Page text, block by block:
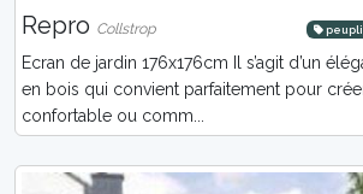
Repro Collstrop
Ecran de jardin 176x176cm Il s’agit d’un
en bois qui convient parfaitement pour
confortable ou comm...